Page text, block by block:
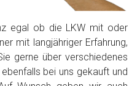
egal ob die LKW mit oder
mit langjähriger Erfahrung,
gerne über verschiedenes
bei uns gekauft und